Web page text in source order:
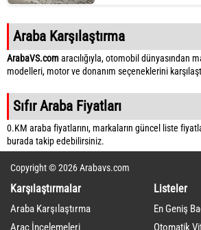
Araba Karşılaştırma
ArabaVS.comaracılığıyla, otomobil dünyasından
modelleri, motor ve donanım seçeneklerini
Sıfır Araba Fiyatları
0.KM araba fiyatlarını, markaların güncel liste
burada takip edebilirsiniz.
Copyright © 2026 Arabavs.com
Karşılaştırmalar
Araba Karşılaştırma
Araç İncelemeleri
Listeler
En Geniş
Otomatik